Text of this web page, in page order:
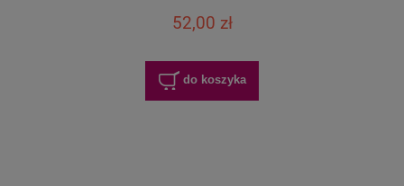
52,00 zł
do koszyka